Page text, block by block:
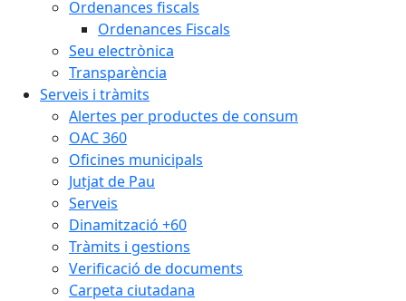
Ordenances fiscals
Ordenances Fiscals
Seu electrònica
Transparència
Serveis i tràmits
Alertes per productes de consum
OAC 360
Oficines municipals
Jutjat de Pau
Serveis
Dinamització +60
Tràmits i gestions
Verificació de documents
Carpeta ciutadana